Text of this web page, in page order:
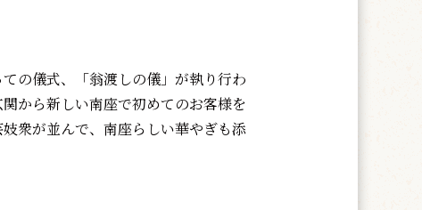
の儀式、「翁渡しの儀」が執り行わ
から新しい南座で初めてのお客様を
衆が並んで、南座らしい華やぎも添